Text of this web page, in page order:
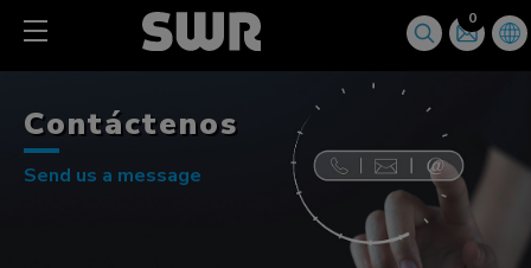
0
Contáctenos
Send us a message
Panel de gestión de cookies